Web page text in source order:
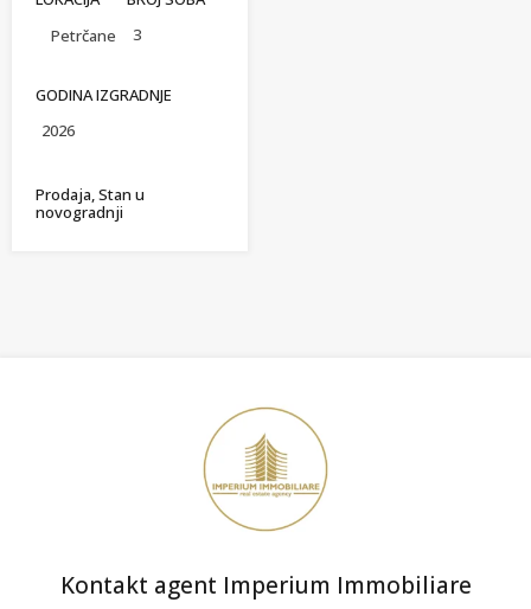
Petrčane
3
GODINA IZGRADNJE
2026
Prodaja, Stan u
novogradnji
Kontakt agent Imperium Immobiliare